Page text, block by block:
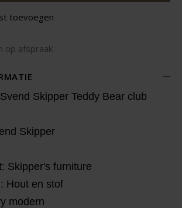
toevoegen
op afspraak
Skipper Teddy Bear club
Skipper
Skipper's furniture
Hout en stof
modern